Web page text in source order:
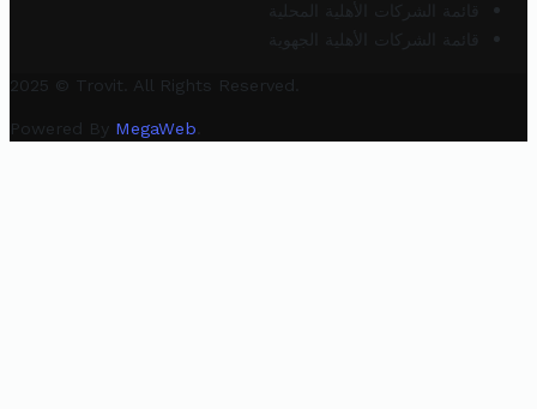
قائمة الشركات الأهلية المحلية
قائمة الشركات الأهلية الجهوية
2025 © Trovit. All Rights Reserved.
Powered By MegaWeb